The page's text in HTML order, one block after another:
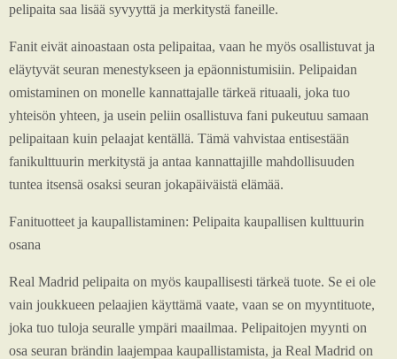
pelipaita saa lisää syvyyttä ja merkitystä faneille.
Fanit eivät ainoastaan osta pelipaitaa, vaan he myös osallistuvat ja
eläytyvät seuran menestykseen ja epäonnistumisiin. Pelipaidan
omistaminen on monelle kannattajalle tärkeä rituaali, joka tuo
yhteisön yhteen, ja usein peliin osallistuva fani pukeutuu samaan
pelipaitaan kuin pelaajat kentällä. Tämä vahvistaa entisestään
fanikulttuurin merkitystä ja antaa kannattajille mahdollisuuden
tuntea itsensä osaksi seuran jokapäiväistä elämää.
Fanituotteet ja kaupallistaminen: Pelipaita kaupallisen kulttuurin
osana
Real Madrid pelipaita on myös kaupallisesti tärkeä tuote. Se ei ole
vain joukkueen pelaajien käyttämä vaate, vaan se on myyntituote,
joka tuo tuloja seuralle ympäri maailmaa. Pelipaitojen myynti on
osa seuran brändin laajempaa kaupallistamista, ja Real Madrid on